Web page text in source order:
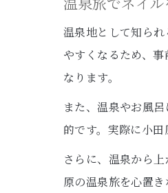
温泉地として知ら
やすくなるため、
なります。
また、温泉やお風
的です。実際に小
さらに、温泉から
原の温泉旅を心置